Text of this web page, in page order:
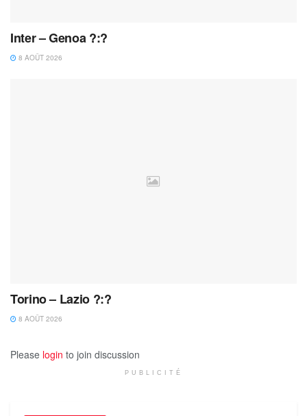
Inter – Genoa ?:?
8 AOÛT 2026
Torino – Lazio ?:?
8 AOÛT 2026
Please login to join discussion
PUBLICITÉ